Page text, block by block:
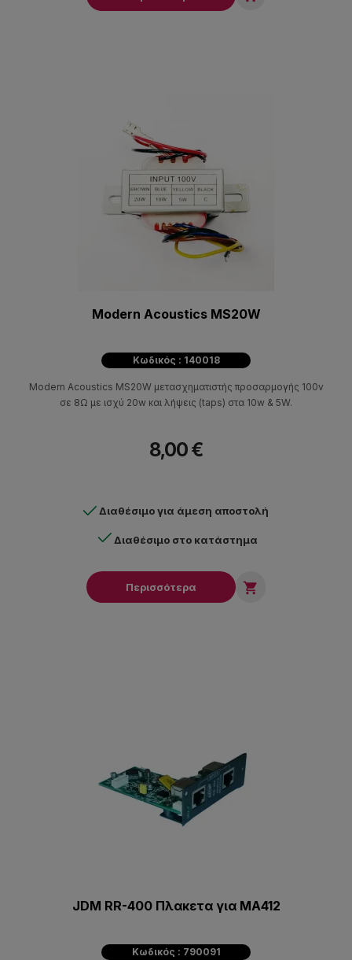
Modern Acoustics MS20W
Κωδικός : 140018
Modern Acoustics MS20W μετασχηματιστής προσαρμογής 100v
σε 8Ω με ισχύ 20w και λήψεις (taps) στα 10w & 5W.
8,00 €
Διαθέσιμο για άμεση αποστολή
Διαθέσιμο στο κατάστημα
Περισσότερα 
JDM RR-400 Πλακετα για ΜΑ412
Κωδικός : 790091